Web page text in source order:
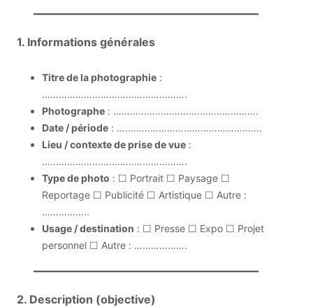
1. Informations générales
Titre de la photographie :
…………………………………………….
Photographe : …………………………………………….
Date / période : …………………………………………….
Lieu / contexte de prise de vue :
…………………………………………….
Type de photo : ☐ Portrait ☐ Paysage ☐
Reportage ☐ Publicité ☐ Artistique ☐ Autre :
……………..
Usage / destination : ☐ Presse ☐ Expo ☐ Projet
personnel ☐ Autre : ……………….
2. Description (objective)